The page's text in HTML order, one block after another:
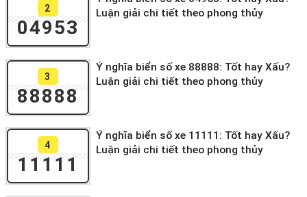
2
04953
Luận giải chi tiết theo phong thủy
3
88888
Ý nghĩa biển số xe 88888: Tốt hay Xấu?
Luận giải chi tiết theo phong thủy
4
11111
Ý nghĩa biển số xe 11111: Tốt hay Xấu?
Luận giải chi tiết theo phong thủy